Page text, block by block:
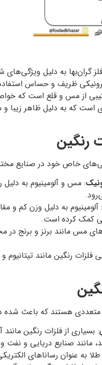
گران‌بها به دلیل
ظریف و حساس
از مس و قلع است که
است که به دلیل ظاهر زیبا
رنگین
خاص خود در صنایع
: مس و آلومینیوم به
: آلومینیوم به دلیل وزن کم
کمک کرده است.
مس مانند برنز و برنج
فلزات رنگین مانند
متعددی هستند که باعث شده
: بسیاری از فلزات رنگین
مانند صنایع دریایی و نفت
به عنوان رساناهای